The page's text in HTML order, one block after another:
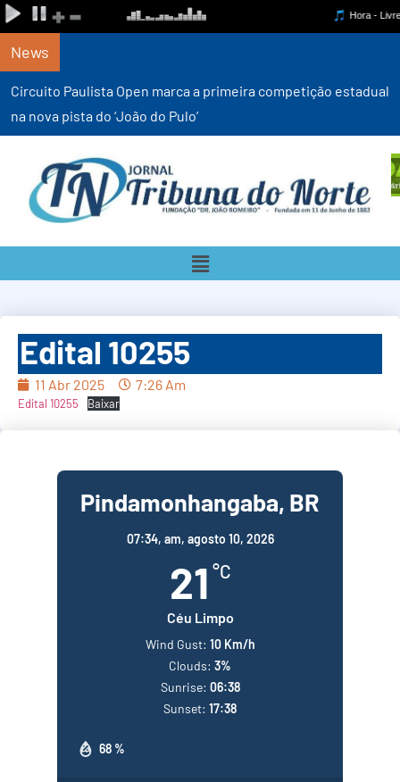
News
Circuito Paulista Open marca a primeira competição estadual
na nova pista do ‘João do Pulo’
Edital 10255
11 Abr 2025 7:26 Am
Edital 10255 Baixar
Pindamonhangaba, BR
07:34, am, agosto 10, 2026
21 °C
Céu Limpo
68 %
Wind Gust: 10 Km/h
Clouds: 3%
Sunrise: 06:38
Sunset: 17:38